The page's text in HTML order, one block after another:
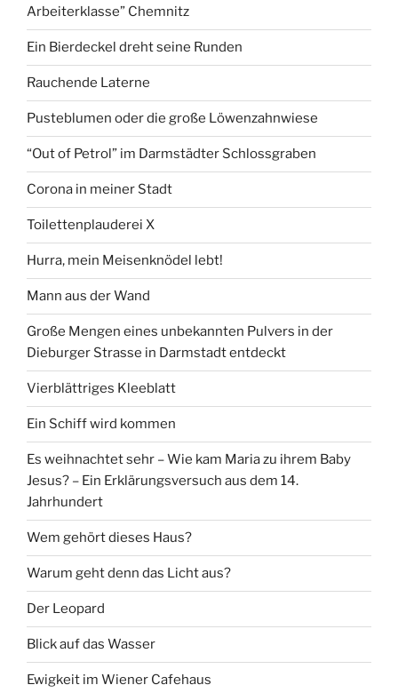
Arbeiterklasse” Chemnitz
Ein Bierdeckel dreht seine Runden
Rauchende Laterne
Pusteblumen oder die große Löwenzahnwiese
“Out of Petrol” im Darmstädter Schlossgraben
Corona in meiner Stadt
Toilettenplauderei X
Hurra, mein Meisenknödel lebt!
Mann aus der Wand
Große Mengen eines unbekannten Pulvers in der
Dieburger Strasse in Darmstadt entdeckt
Vierblättriges Kleeblatt
Ein Schiff wird kommen
Es weihnachtet sehr – Wie kam Maria zu ihrem Baby
Jesus? – Ein Erklärungsversuch aus dem 14.
Jahrhundert
Wem gehört dieses Haus?
Warum geht denn das Licht aus?
Der Leopard
Blick auf das Wasser
Ewigkeit im Wiener Cafehaus